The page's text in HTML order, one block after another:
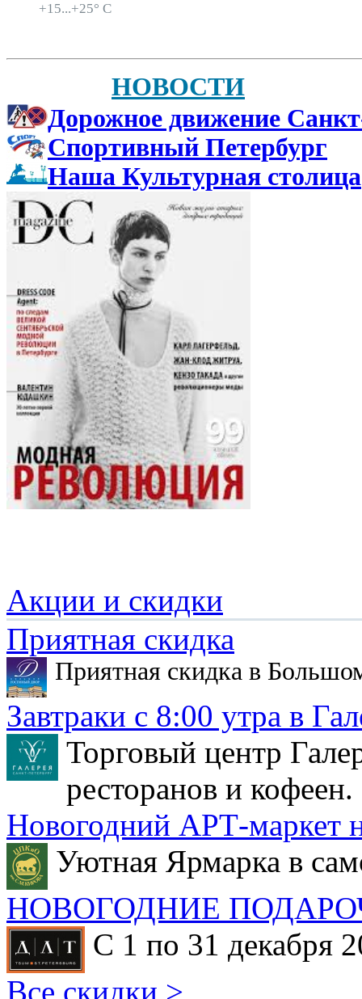
+15...+25° C
НОВОСТИ
Дорожное движение
Спортивный Петербург
Наша Культурная столица
Акции и скидки
Приятная скидка
Приятная скидка в
Завтраки с 8:00 утра в
Торговый центр
ресторанов и кофеен.
Новогодний АРТ-маркет
Уютная Ярмарка в
НОВОГОДНИЕ
С 1 по 31 декабря
Все скидки >